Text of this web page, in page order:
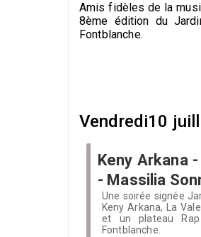
Amis fidèles de la
8ème édition du
Fontblanche.
Vendredi10
Keny Arkana
- Massilia
Une soirée signée
Keny Arkana, La
et un plateau
Fontblanche.